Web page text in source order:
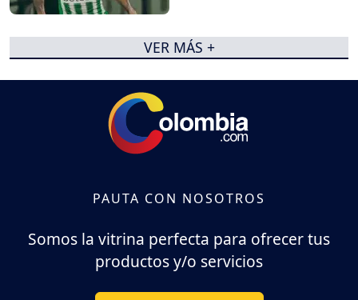
VER MÁS +
PAUTA CON NOSOTROS
Somos la vitrina perfecta para ofrecer tus
productos y/o servicios